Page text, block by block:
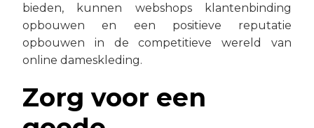
bieden, kunnen webshops klantenbinding
opbouwen en een positieve reputatie
opbouwen in de competitieve wereld van
online dameskleding.
Zorg voor een